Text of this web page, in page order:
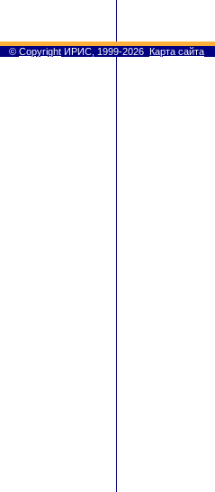
© Copyright ИРИС, 1999-2026 Карта сайта